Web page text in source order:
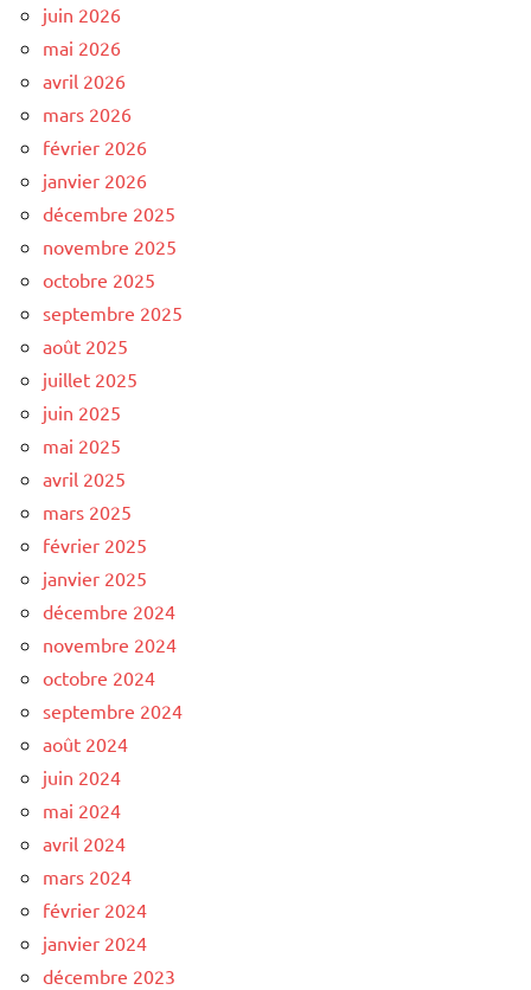
juin 2026
mai 2026
avril 2026
mars 2026
février 2026
janvier 2026
décembre 2025
novembre 2025
octobre 2025
septembre 2025
août 2025
juillet 2025
juin 2025
mai 2025
avril 2025
mars 2025
février 2025
janvier 2025
décembre 2024
novembre 2024
octobre 2024
septembre 2024
août 2024
juin 2024
mai 2024
avril 2024
mars 2024
février 2024
janvier 2024
décembre 2023